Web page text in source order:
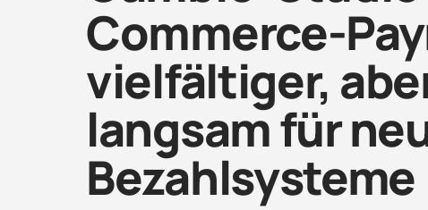
Commerce-
vielfältiger,
langsam für
Bezahlsysteme